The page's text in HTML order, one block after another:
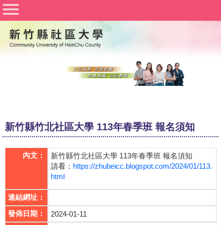
社區大學聯合網
竹北社區大學
行事曆
課程資訊
Q&A
文件下載
新竹縣竹北社區大學 113年春季班 報名須知
內文：
新竹縣竹北社區大學 113年春季班 報名須知
請看： https://zhubeicc.blogspot.com/2024/01/113.
html
連結網址：
發佈日期： 2024-01-11